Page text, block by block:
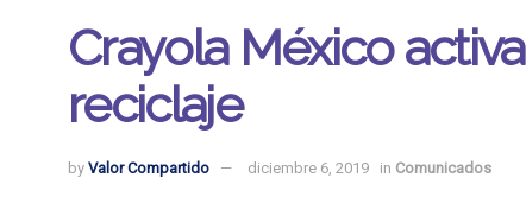
Crayola México
reciclaje
by Valor Compartido diciembre 6, 2019 in Comunicados